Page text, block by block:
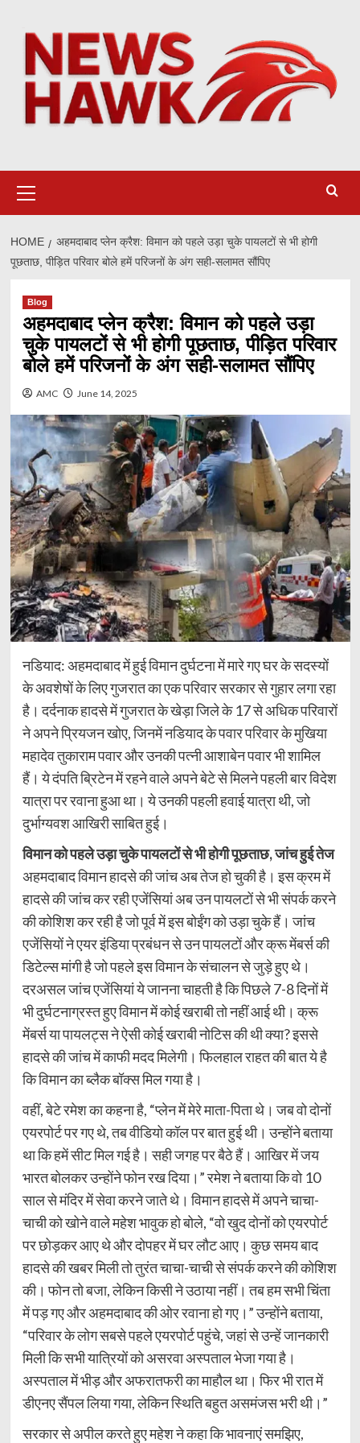
content
Menu
HOME
अहमदाबाद प्लेन क्रैश: विमान को पहले उड़ा चुके पायलटों से भी होगी
पूछताछ, पीड़ित परिवार बोले हमें परिजनों के अंग सही-सलामत सौंपिए
Blog
अहमदाबाद प्लेन क्रैश: विमान को पहले उड़ा
चुके पायलटों से भी होगी पूछताछ, पीड़ित परिवार
बोले हमें परिजनों के अंग सही-सलामत सौंपिए
AMC June 14, 2025
नडियाद: अहमदाबाद में हुई विमान दुर्घटना में मारे गए घर के सदस्यों
के अवशेषों के लिए गुजरात का एक परिवार सरकार से गुहार लगा रहा
है। दर्दनाक हादसे में गुजरात के खेड़ा जिले के 17 से अधिक परिवारों
ने अपने प्रियजन खोए, जिनमें नडियाद के पवार परिवार के मुखिया
महादेव तुकाराम पवार और उनकी पत्नी आशाबेन पवार भी शामिल
हैं। ये दंपति ब्रिटेन में रहने वाले अपने बेटे से मिलने पहली बार विदेश
यात्रा पर रवाना हुआ था। ये उनकी पहली हवाई यात्रा थी, जो
दुर्भाग्यवश आखिरी साबित हुई।
विमान को पहले उड़ा चुके पायलटों से भी होगी पूछताछ, जांच हुई तेज
अहमदाबाद विमान हादसे की जांच अब तेज हो चुकी है। इस क्रम में
हादसे की जांच कर रही एजेंसियां अब उन पायलटों से भी संपर्क करने
की कोशिश कर रही है जो पूर्व में इस बोईंग को उड़ा चुके हैं। जांच
एजेंसियों ने एयर इंडिया प्रबंधन से उन पायलटों और क्रू मेंबर्स की
डिटेल्स मांगी है जो पहले इस विमान के संचालन से जुड़े हुए थे।
दरअसल जांच एजेंसियां ये जानना चाहती है कि पिछले 7-8 दिनों में
भी दुर्घटनाग्रस्त हुए विमान में कोई खराबी तो नहीं आई थी। क्रू
मेंबर्स या पायलट्स ने ऐसी कोई खराबी नोटिस की थी क्या? इससे
हादसे की जांच में काफी मदद मिलेगी। फिलहाल राहत की बात ये है
कि विमान का ब्लैक बॉक्स मिल गया है।
वहीं, बेटे रमेश का कहना है, “प्लेन में मेरे माता-पिता थे। जब वो दोनों
एयरपोर्ट पर गए थे, तब वीडियो कॉल पर बात हुई थी। उन्होंने बताया
था कि हमें सीट मिल गई है। सही जगह पर बैठे हैं। आखिर में जय
भारत बोलकर उन्होंने फोन रख दिया।” रमेश ने बताया कि वो 10
साल से मंदिर में सेवा करने जाते थे। विमान हादसे में अपने चाचा-
चाची को खोने वाले महेश भावुक हो बोले, “वो खुद दोनों को एयरपोर्ट
पर छोड़कर आए थे और दोपहर में घर लौट आए। कुछ समय बाद
हादसे की खबर मिली तो तुरंत चाचा-चाची से संपर्क करने की कोशिश
की। फोन तो बजा, लेकिन किसी ने उठाया नहीं। तब हम सभी चिंता
में पड़ गए और अहमदाबाद की ओर रवाना हो गए।” उन्होंने बताया,
“परिवार के लोग सबसे पहले एयरपोर्ट पहुंचे, जहां से उन्हें जानकारी
मिली कि सभी यात्रियों को असरवा अस्पताल भेजा गया है।
अस्पताल में भीड़ और अफरातफरी का माहौल था। फिर भी रात में
डीएनए सैंपल लिया गया, लेकिन स्थिति बहुत असमंजस भरी थी।”
सरकार से अपील करते हुए महेश ने कहा कि भावनाएं समझिए,